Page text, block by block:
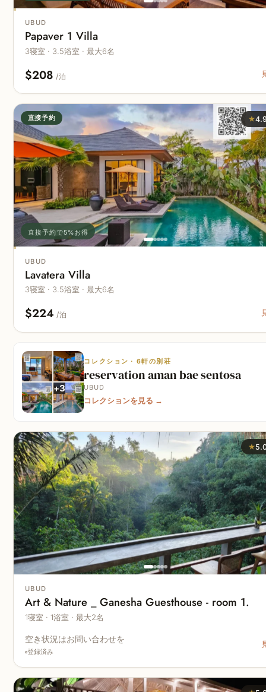
UBUD
Papaver 1 Villa
3寝室 · 3.5浴室 · 最大6名
$208 /泊
直接予約 ★
直接予約で5%お得
UBUD
Lavatera Villa
3寝室 · 3.5浴室 · 最大6名
$224 /泊
+3
コレクション · 6軒の別荘
reservation aman bae sentosa
UBUD
コレクションを見る →
★
UBUD
Art & Nature _ Ganesha Guesthouse - room 1.
1寝室 · 1浴室 · 最大2名
空き状況はお問い合わせを
登録済み